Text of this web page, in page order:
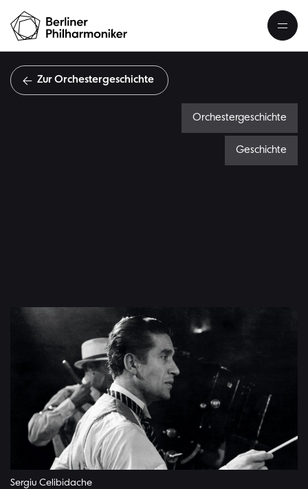
Zur Orchestergeschichte
Orchestergeschichte
Geschichte
Sergiu Celibidache